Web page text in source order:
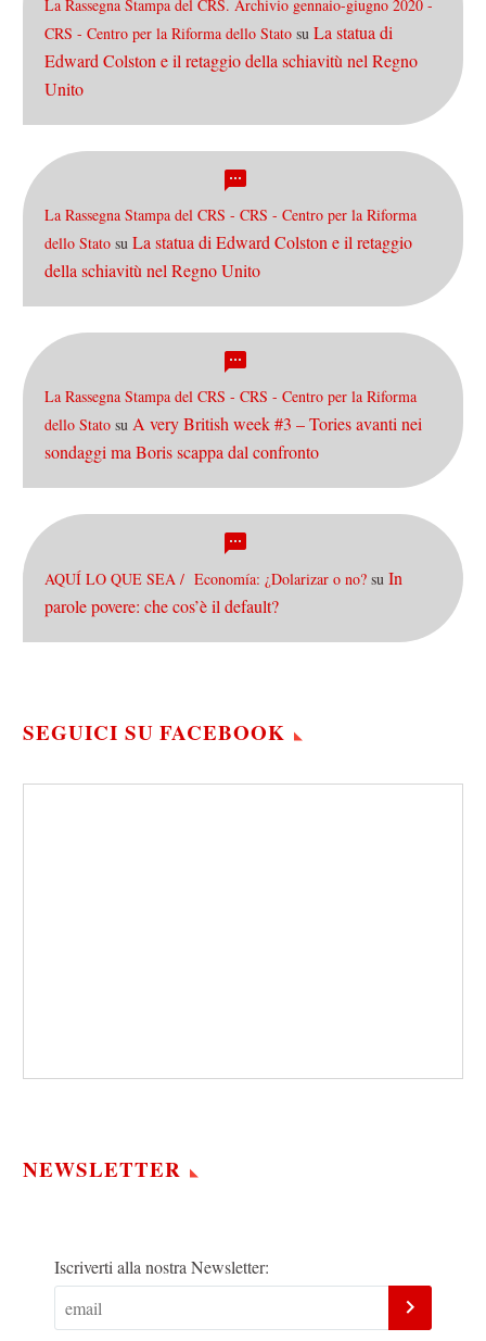
La Rassegna Stampa del CRS. Archivio gennaio-giugno 2020 -
CRS - Centro per la Riforma dello Stato su La statua di
Edward Colston e il retaggio della schiavitù nel Regno
Unito
La Rassegna Stampa del CRS - CRS - Centro per la Riforma
dello Stato su La statua di Edward Colston e il retaggio
della schiavitù nel Regno Unito
La Rassegna Stampa del CRS - CRS - Centro per la Riforma
dello Stato su A very British week #3 – Tories avanti nei
sondaggi ma Boris scappa dal confronto
AQUÍ LO QUE SEA / Economía: ¿Dolarizar o no? su In
parole povere: che cos’è il default?
SEGUICI SU FACEBOOK
NEWSLETTER
Iscriverti alla nostra Newsletter: